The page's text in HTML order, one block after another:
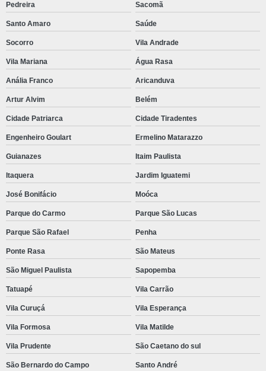
Pedreira Sacomã
Santo Amaro Saúde
Socorro Vila Andrade
Vila Mariana Água Rasa
Anália Franco Aricanduva
Artur Alvim Belém
Cidade Patriarca Cidade Tiradentes
Engenheiro Goulart Ermelino Matarazzo
Guianazes Itaim Paulista
Itaquera Jardim Iguatemi
José Bonifácio Moóca
Parque do Carmo Parque São Lucas
Parque São Rafael Penha
Ponte Rasa São Mateus
São Miguel Paulista Sapopemba
Tatuapé Vila Carrão
Vila Curuçá Vila Esperança
Vila Formosa Vila Matilde
Vila Prudente São Caetano do sul
São Bernardo do Campo Santo André